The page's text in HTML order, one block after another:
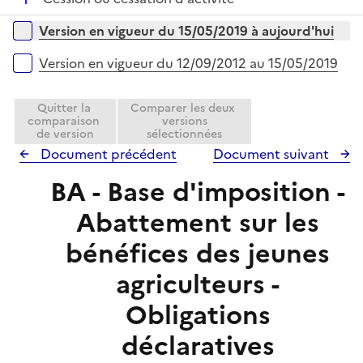
r
e
é
p
e
r
Versions sur la période
Version en vigueur du 15/05/2019 à aujourd'hui
Version en vigueur du 12/09/2012 au 15/05/2019
Quitter la
comparaison
de version
Comparer les deux
versions
sélectionnées
Document précédent Document suivant
BA - Base d'imposition -
Abattement sur les
bénéfices des jeunes
agriculteurs -
Obligations
déclaratives